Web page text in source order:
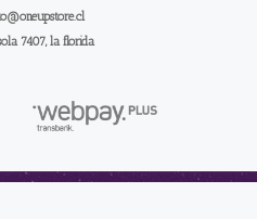
7407, la florida
Para Tus Cartas © 2026